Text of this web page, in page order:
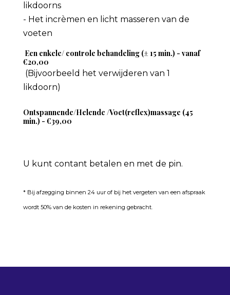
likdoorns
- Het incrèmen en licht masseren van de
voeten
Een enkele/ controle behandeling (± 15 min.) - vanaf
€20,00
(Bijvoorbeeld het verwijderen van 1
likdoorn)
Ontspannende/Helende /Voet(reflex)massage (45
min.) - €39,00
U kunt contant betalen en met de pin.
* Bij afzegging binnen 24 uur of bij het vergeten van een afspraak
wordt 50% van de kosten in rekening gebracht.